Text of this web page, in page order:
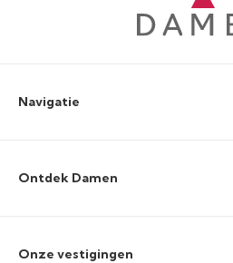
Navigatie
Ontdek Damen
Onze vestigingen